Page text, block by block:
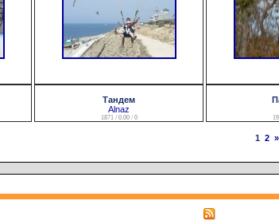
Тандем
Alnaz
1871 / 0.00 / 0
1 2 »